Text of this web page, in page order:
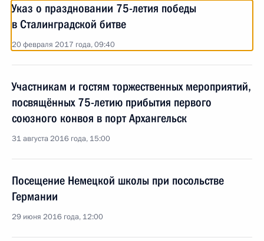
Указ о праздновании 75-летия победы
в Сталинградской битве
20 февраля 2017 года, 09:40
Участникам и гостям торжественных мероприятий,
посвящённых 75-летию прибытия первого
союзного конвоя в порт Архангельск
31 августа 2016 года, 15:00
Посещение Немецкой школы при посольстве
Германии
29 июня 2016 года, 12:00